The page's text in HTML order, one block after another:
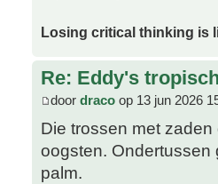
Losing critical thinking is
Re: Eddy's
door draco op 13 jun 2026
Die trossen met
oogsten. Ondertussen
palm.